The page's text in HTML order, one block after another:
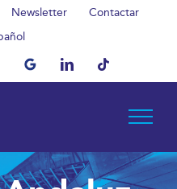
Newsletter
Contactar
MyBusinessLinkedInTiktok